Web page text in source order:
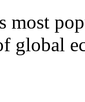
most
global